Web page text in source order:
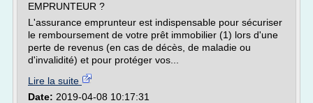
EMPRUNTEUR ?
L'assurance emprunteur est indispensable pour sécuriser
le remboursement de votre prêt immobilier (1) lors d'une
perte de revenus (en cas de décès, de maladie ou
d'invalidité) et pour protéger vos...
Lire la suite
Date: 2019-04-08 10:17:31